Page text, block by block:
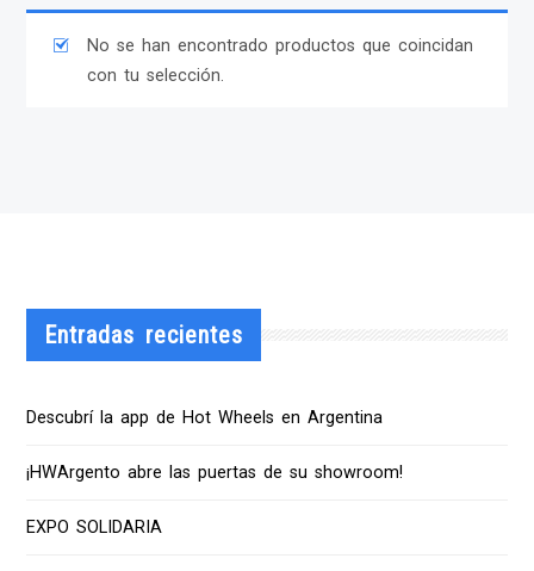
No se han encontrado productos que coincidan
con tu selección.
Entradas recientes
Descubrí la app de Hot Wheels en Argentina
¡HWArgento abre las puertas de su showroom!
EXPO SOLIDARIA